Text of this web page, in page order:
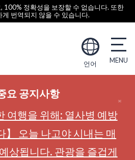
100% 정확성을 보장할 수 없습니다. 또한
번역되지 않을 수 있습니다.
언어
요 공지사항
여행을 위해: 열사병 예방
】 오늘 나고야 시내는 매
상됩니다. 관광을 즐겁게